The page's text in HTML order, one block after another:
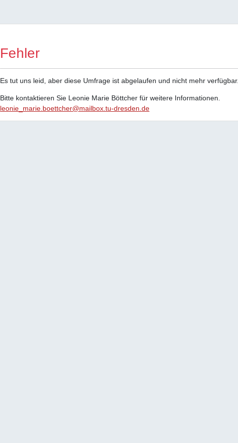
Fehler
Es tut uns leid, aber diese Umfrage ist abgelaufen und nicht mehr verfügbar.
Bitte kontaktieren Sie Leonie Marie Böttcher für weitere Informationen.
leonie_marie.boettcher@mailbox.tu-dresden.de